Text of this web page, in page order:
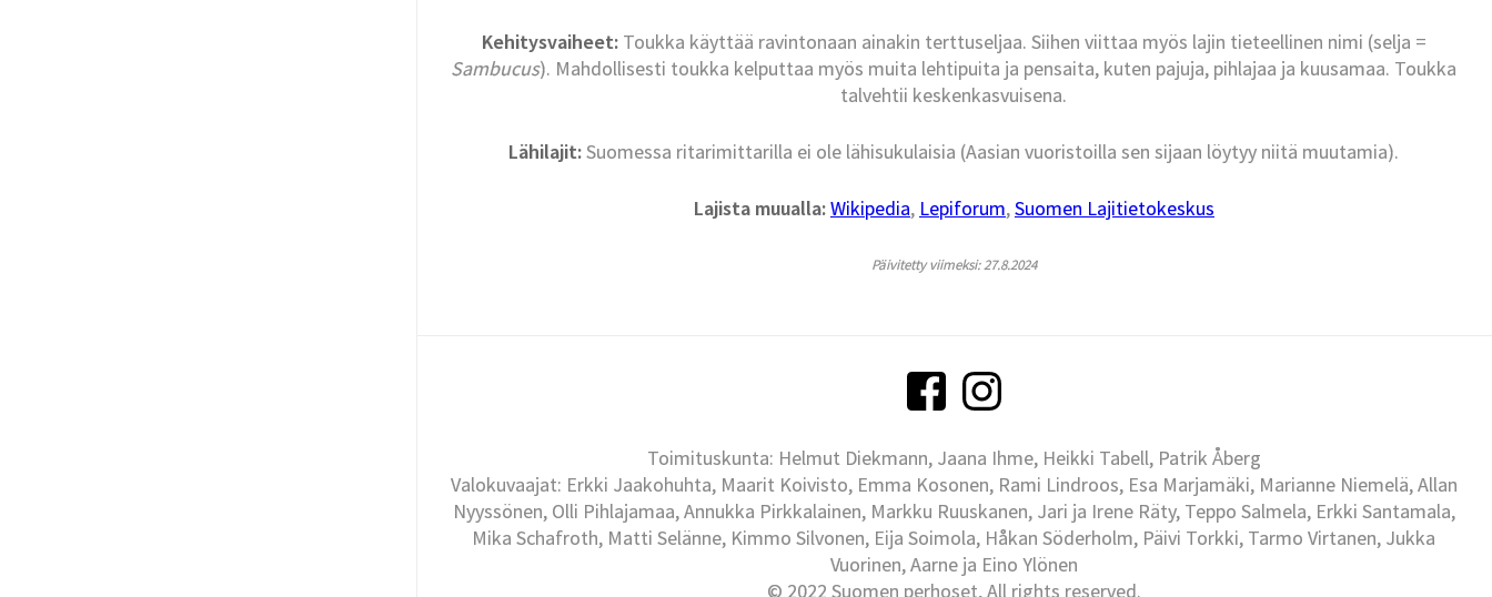
Kehitysvaiheet:Toukka käyttää ravintonaan ainakin terttuseljaa. Siihen viittaa myös lajin tieteellinen nimi (selja =
Sambucus). Mahdollisesti toukka kelputtaa myös muita lehtipuita ja pensaita, kuten pajuja, pihlajaa ja kuusamaa. Toukka
talvehtii keskenkasvuisena.
Lähilajit:Suomessa ritarimittarilla ei ole lähisukulaisia (Aasian vuoristoilla sen sijaan löytyy niitä muutamia).
Lajista muualla:Wikipedia, Lepiforum,Suomen Lajitietokeskus
Päivitetty viimeksi: 27.8.2024
Toimituskunta: Helmut Diekmann, Jaana Ihme, Heikki Tabell, Patrik Åberg
Valokuvaajat: Erkki Jaakohuhta, Maarit Koivisto, Emma Kosonen, Rami Lindroos, Esa Marjamäki, Marianne Niemelä, Allan
Nyyssönen, Olli Pihlajamaa, Annukka Pirkkalainen, Markku Ruuskanen, Jari ja Irene Räty, Teppo Salmela, Erkki Santamala,
Mika Schafroth, Matti Selänne, Kimmo Silvonen, Eija Soimola, Håkan Söderholm, Päivi Torkki, Tarmo Virtanen, Jukka
Vuorinen, Aarne ja Eino Ylönen
© 2022 Suomen perhoset, All rights reserved.